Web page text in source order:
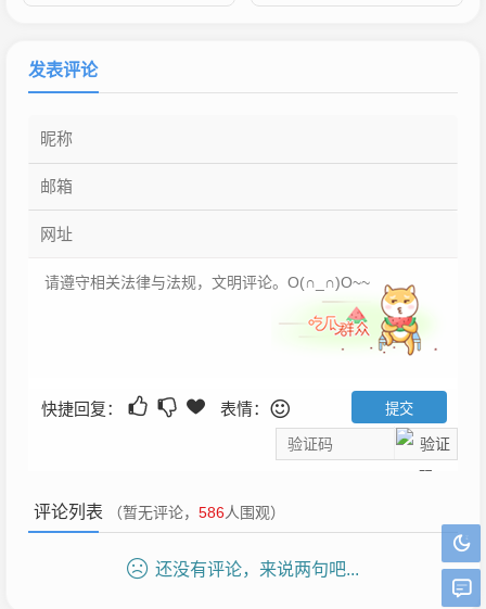
发表评论
快捷回复： 表情：
评论列表 （暂无评论， 586人围观）
还没有评论，来说两句吧...